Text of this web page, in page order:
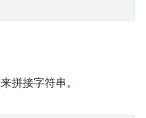
来拼接字符串。